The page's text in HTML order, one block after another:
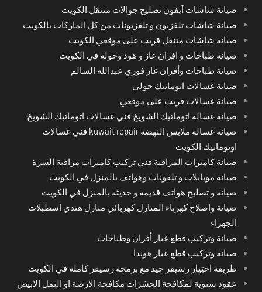
صيانة شاشات آيفون تصليح جوالات متنقل الكويت
صيانة شاشات تلفزيون و تلفزيونات من كل الماركات بالكويت
صيانة شاشات متنقل قريب على موقعي الكويت
صيانة طباخات و افران غاز و هود وجولة في الكويت
صيانة طباخات وأفران غاز فوري عبدالله السالم
صيانة غسالات اتوماتيك حولي
صيانة غسالات قريب على موقعي
صيانة غسالة اتوماتيك الشويخ فني غسالات اتوماتيك الشويخ
صيانة غسالة ملابس النهضة kuwait repair فني غسالات
اوتوماتيك الكويت
صيانة كاميرات المراقبة فني تركيب كاميرات مراقبة السرة
صيانة موبايلات و تلفونات وهواتف بالمنزل في الكويت
صيانة و تصليح هواتف قديمة و حديثة بالمنزل في الكويت
صيانة واصلاح كهرباء المنازل كهربائي منازل هندي اسطبلات
الجهراء
صيانة وتركيب قطع غيار أفران وطباخات
صيانة وتركيب قطع غيار هوندا
طريقة اختِيار رسيفر جيد مع برمجة رسيفر كاملة في الكويت
عقود سنوية لمكافحة الحشرات مكافحة الارضة او النمل الابيض